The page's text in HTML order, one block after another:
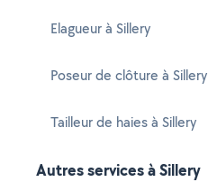
Elagueur à Sillery
Poseur de clôture à Sillery
Tailleur de haies à Sillery
Autres services à Sillery